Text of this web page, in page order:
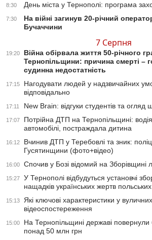
8:30 День міста у Тернополі: програма
7:30
На війні загинув 20-річний
Бучаччини
7 Серпня
19:20
Війна обірвала життя 50-річного
Тернопільщини: причина смерті –
судинна недостатність
17:15
Нагодувати людей у надзвичайних
відповідально
17:11 New Brain: відгуки студентів та
17:07
Потрійна ДТП на Тернопільщині:
автомобілі, постраждала дитина
16:12
Вчинив ДТП у Теребовлі та зник:
Гусятинщини (фото+відео)
16:00 Спочив у Бозі відомий на Зборівщині
15:27
У Тернополі відбудуться установчі
нащадків українських жертв
15:13
Які ключові характеристики у
відеоспостереження
15:00
На Тернопільщині державі повернули
понад 50 млн грн